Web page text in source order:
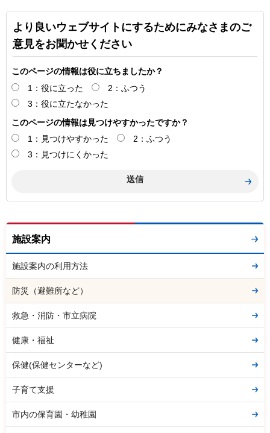
より良いウェブサイトにするためにみなさまのご
意見をお聞かせください
このページの情報は役に立ちましたか？
1：役に立った
2：ふつう
3：役に立たなかった
このページの情報は見つけやすかったですか？
1：見つけやすかった
2：ふつう
3：見つけにくかった
施設案内
施設案内の利用方法
防災（避難所など）
救急・消防・市立病院
健康・福祉
保健(保健センターなど)
子育て支援
市内の保育園・幼稚園